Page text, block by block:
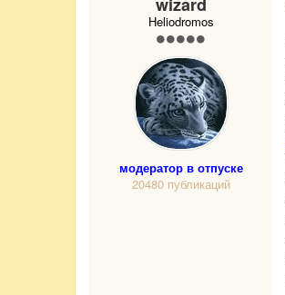
Heliodromos
модератор в отпуске
20480 публикаций